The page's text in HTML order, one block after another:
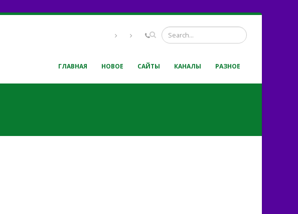
ГЛАВНАЯ НОВОЕ САЙТЫ КАНАЛЫ РАЗНОЕ